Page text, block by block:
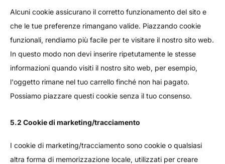
Alcuni cookie assicurano il corretto funzionamento del sito e
che le tue preferenze rimangano valide. Piazzando cookie
funzionali, rendiamo più facile per te visitare il nostro sito web.
In questo modo non devi inserire ripetutamente le stesse
informazioni quando visiti il nostro sito web, per esempio,
l'oggetto rimane nel tuo carrello finché non hai pagato.
Possiamo piazzare questi cookie senza il tuo consenso.
5.2 Cookie di marketing/tracciamento
I cookie di marketing/tracciamento sono cookie o qualsiasi
altra forma di memorizzazione locale, utilizzati per creare